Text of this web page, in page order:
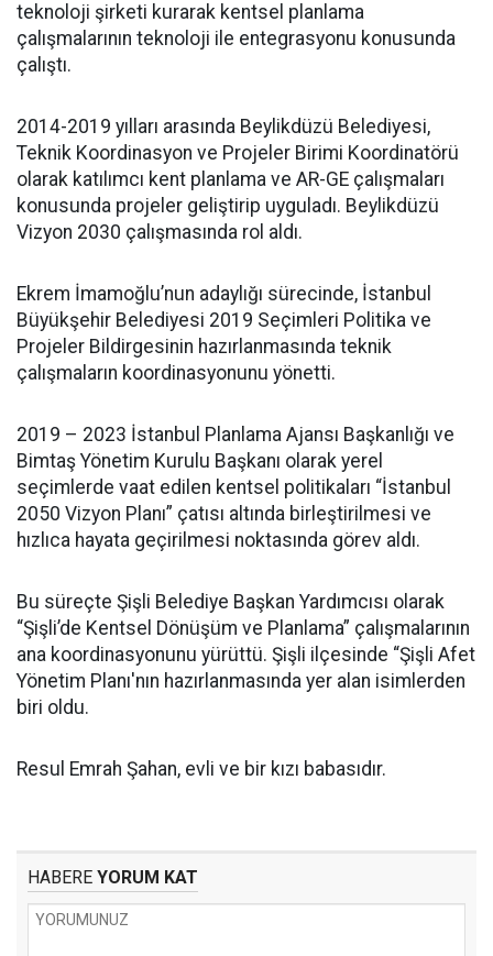
teknoloji şirketi kurarak kentsel planlama
çalışmalarının teknoloji ile entegrasyonu konusunda
çalıştı.
2014-2019 yılları arasında Beylikdüzü Belediyesi,
Teknik Koordinasyon ve Projeler Birimi Koordinatörü
olarak katılımcı kent planlama ve AR-GE çalışmaları
konusunda projeler geliştirip uyguladı. Beylikdüzü
Vizyon 2030 çalışmasında rol aldı.
Ekrem İmamoğlu’nun adaylığı sürecinde, İstanbul
Büyükşehir Belediyesi 2019 Seçimleri Politika ve
Projeler Bildirgesinin hazırlanmasında teknik
çalışmaların koordinasyonunu yönetti.
2019 – 2023 İstanbul Planlama Ajansı Başkanlığı ve
Bimtaş Yönetim Kurulu Başkanı olarak yerel
seçimlerde vaat edilen kentsel politikaları “İstanbul
2050 Vizyon Planı” çatısı altında birleştirilmesi ve
hızlıca hayata geçirilmesi noktasında görev aldı.
Bu süreçte Şişli Belediye Başkan Yardımcısı olarak
“Şişli’de Kentsel Dönüşüm ve Planlama” çalışmalarının
ana koordinasyonunu yürüttü. Şişli ilçesinde “Şişli Afet
Yönetim Planı'nın hazırlanmasında yer alan isimlerden
biri oldu.
Resul Emrah Şahan, evli ve bir kızı babasıdır.
HABERE YORUM KAT